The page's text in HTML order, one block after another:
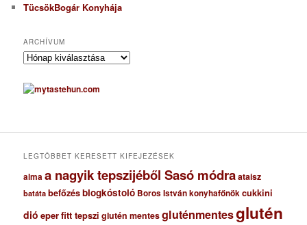
TücsökBogár Konyhája
ARCHÍVUM
A
c
h
u
LEGTÖBBET KERESETT KIFEJEZÉSEK
almaa nagyik tepszijéből Sasó módraataisz
batáta befőzésblogkóstoló Boros István konyhafőnökcukkini
dió eperfitt tepszi glutén mentesgluténmentesglutén